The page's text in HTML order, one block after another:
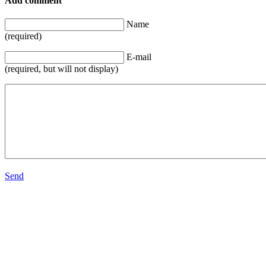
Name
(required)
E-mail
(required, but will not display)
Send